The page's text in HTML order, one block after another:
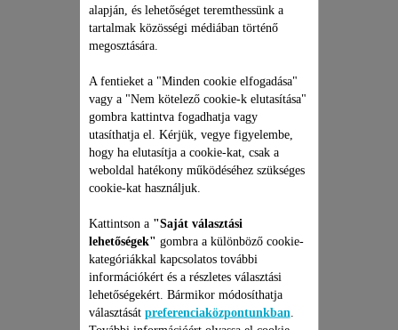
10000680
Professzionális eredmény
Raktáron van.
5 100 Ft
Kosárba
alapján, és lehetőséget teremthessünk a
tartalmak közösségi médiában történő
megosztására.
A fentieket a "Minden cookie elfogadása"
vagy a "Nem kötelező cookie-k elutasítása"
gombra kattintva fogadhatja vagy
utasíthatja el. Kérjük, vegye figyelembe,
hogy ha elutasítja a cookie-kat, csak a
weboldal hatékony működéséhez szükséges
cookie-kat használjuk.
Kattintson a "Saját választási
lehetőségek" gombra a különböző cookie-
kategóriákkal kapcsolatos további
információkért és a részletes választási
lehetőségekért. Bármikor módosíthatja
választását preferenciaközpontunkban